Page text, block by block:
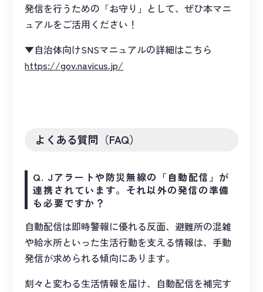
発信を行うための「お守り」として、ぜひ本マニ
ュアルをご活用ください！
▼自治体向けSNSマニュアルの詳細はこちら
https://gov.navicus.jp/
よくある質問（FAQ）
Q. Jアラートや防災無線の「自動配信」が
連携されています。それ以外の発信の準備
も必要ですか？
自動配信は即時警報に優れる反面、避難所の混雑
や給水所といった生活行動を支える情報は、手動
発信が求められる傾向にあります。
刻々と変わる生活情報を届け、自動配信を補完す